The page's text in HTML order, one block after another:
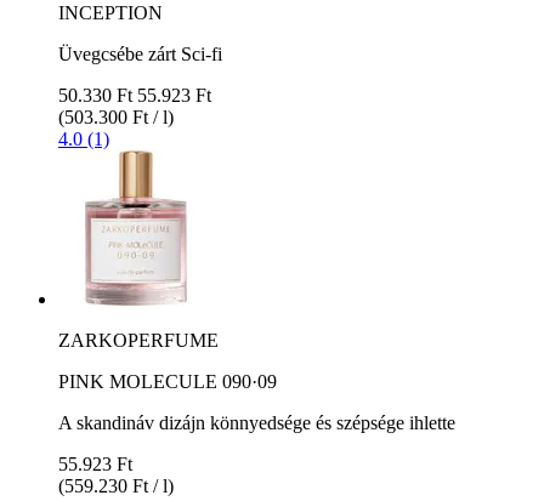
INCEPTION
Üvegcsébe zárt Sci-fi
50.330 Ft 55.923 Ft
(503.300 Ft / l)
4.0 (1)
ZARKOPERFUME
PINK MOLECULE 090·09
A skandináv dizájn könnyedsége és szépsége ihlette
55.923 Ft
(559.230 Ft / l)